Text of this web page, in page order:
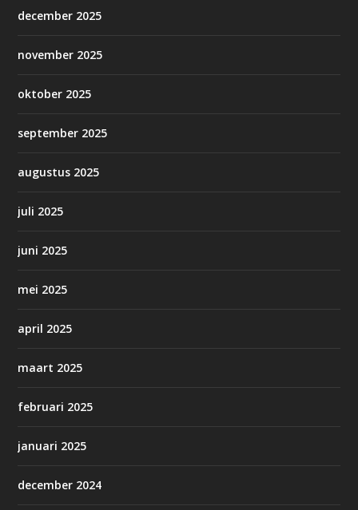
december 2025
november 2025
oktober 2025
september 2025
augustus 2025
juli 2025
juni 2025
mei 2025
april 2025
maart 2025
februari 2025
januari 2025
december 2024